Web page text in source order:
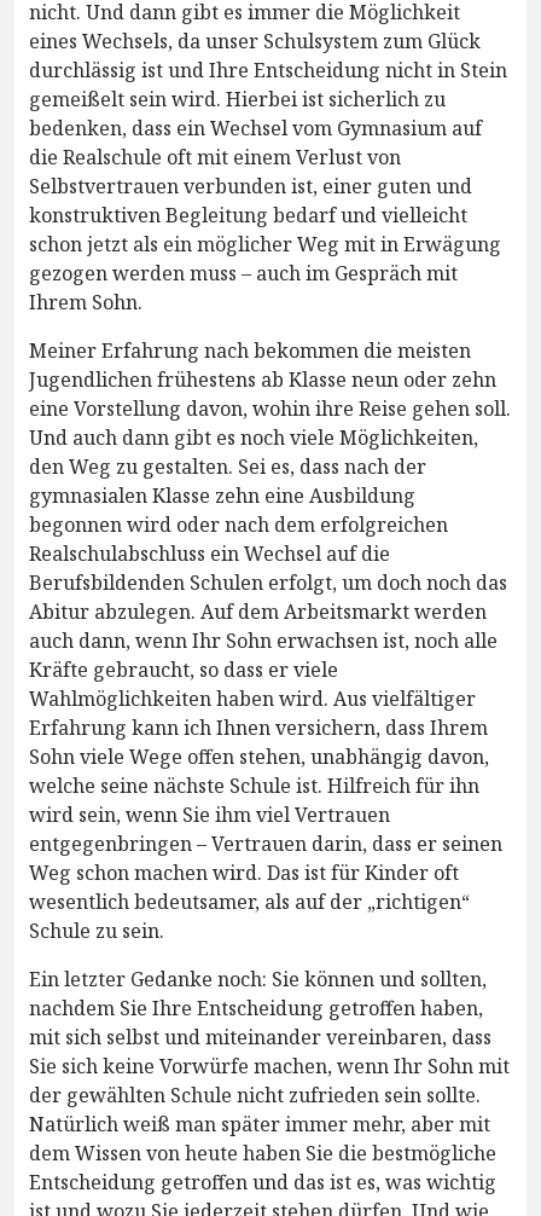
nicht. Und dann gibt es immer die Möglichkeit
eines Wechsels, da unser Schulsystem zum Glück
durchlässig ist und Ihre Entscheidung nicht in Stein
gemeißelt sein wird. Hierbei ist sicherlich zu
bedenken, dass ein Wechsel vom Gymnasium auf
die Realschule oft mit einem Verlust von
Selbstvertrauen verbunden ist, einer guten und
konstruktiven Begleitung bedarf und vielleicht
schon jetzt als ein möglicher Weg mit in Erwägung
gezogen werden muss – auch im Gespräch mit
Ihrem Sohn.
Meiner Erfahrung nach bekommen die meisten
Jugendlichen frühestens ab Klasse neun oder zehn
eine Vorstellung davon, wohin ihre Reise gehen soll.
Und auch dann gibt es noch viele Möglichkeiten,
den Weg zu gestalten. Sei es, dass nach der
gymnasialen Klasse zehn eine Ausbildung
begonnen wird oder nach dem erfolgreichen
Realschulabschluss ein Wechsel auf die
Berufsbildenden Schulen erfolgt, um doch noch das
Abitur abzulegen. Auf dem Arbeitsmarkt werden
auch dann, wenn Ihr Sohn erwachsen ist, noch alle
Kräfte gebraucht, so dass er viele
Wahlmöglichkeiten haben wird. Aus vielfältiger
Erfahrung kann ich Ihnen versichern, dass Ihrem
Sohn viele Wege offen stehen, unabhängig davon,
welche seine nächste Schule ist. Hilfreich für ihn
wird sein, wenn Sie ihm viel Vertrauen
entgegenbringen – Vertrauen darin, dass er seinen
Weg schon machen wird. Das ist für Kinder oft
wesentlich bedeutsamer, als auf der „richtigen“
Schule zu sein.
Ein letzter Gedanke noch: Sie können und sollten,
nachdem Sie Ihre Entscheidung getroffen haben,
mit sich selbst und miteinander vereinbaren, dass
Sie sich keine Vorwürfe machen, wenn Ihr Sohn mit
der gewählten Schule nicht zufrieden sein sollte.
Natürlich weiß man später immer mehr, aber mit
dem Wissen von heute haben Sie die bestmögliche
Entscheidung getroffen und das ist es, was wichtig